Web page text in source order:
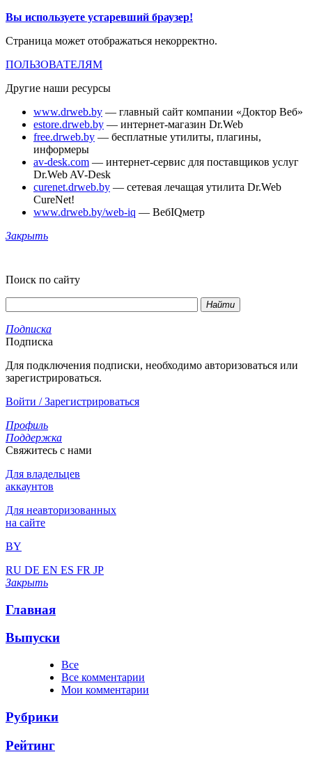
Вы используете устаревший браузер!
Страница может отображаться некорректно.
ПОЛЬЗОВАТЕЛЯМ
Другие наши ресурсы
www.drweb.by — главный сайт компании «Доктор Веб»
estore.drweb.by — интернет-магазин Dr.Web
free.drweb.by — бесплатные утилиты, плагины,
информеры
av-desk.com — интернет-сервис для поставщиков услуг
Dr.Web AV-Desk
curenet.drweb.by — сетевая лечащая утилита Dr.Web
CureNet!
www.drweb.by/web-iq — ВебIQметр
Закрыть
Поиск по сайту
Найти
Подписка
Подписка
Для подключения подписки, необходимо авторизоваться или
зарегистрироваться.
Войти / Зарегистрироваться
Профиль
Поддержка
Свяжитесь с нами
Для владельцев
аккаунтов
Для неавторизованных
на сайте
BY
RU DE EN ES FR JP
Закрыть
Главная
Выпуски
Все
Все комментарии
Мои комментарии
Рубрики
Рейтинг